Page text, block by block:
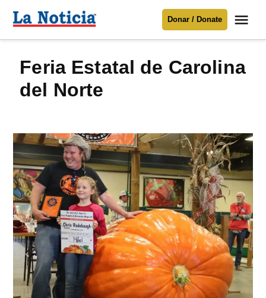
Para mantenerte informado necesitamostu apoyo
contenido
Noticia
Donar / Donate
Feria Estatal de Carolina
del Norte